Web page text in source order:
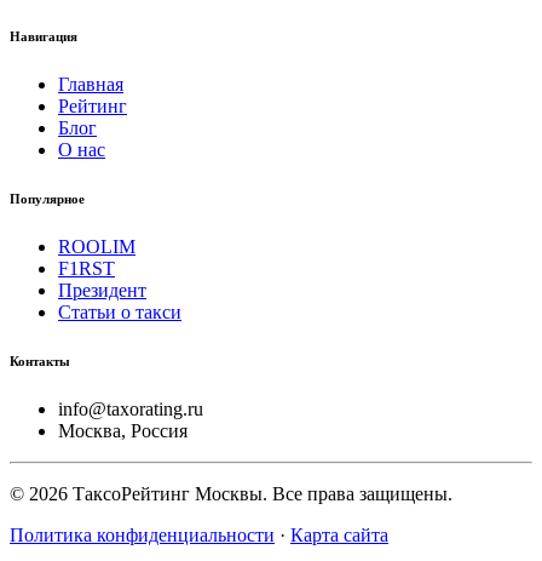
Навигация
Главная
Рейтинг
Блог
О нас
Популярное
ROOLIM
F1RST
Президент
Статьи о такси
Контакты
info@taxorating.ru
Москва, Россия
© 2026 ТаксоРейтинг Москвы. Все права защищены.
Политика конфиденциальности · Карта сайта